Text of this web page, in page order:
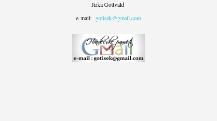
Jirka Gottvald
e-mail: gotisek@gmail.com